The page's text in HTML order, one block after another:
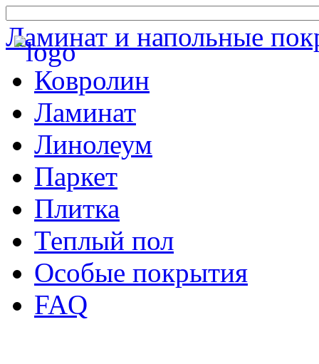
Ламинат и напольные
Ковролин
Ламинат
Линолеум
Паркет
Плитка
Теплый пол
Особые покрытия
FAQ